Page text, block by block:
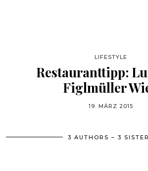
LIFESTYLE
Restauranttipp:
Figlmüller
19. MÄRZ 2015
3 AUTHORS – 3